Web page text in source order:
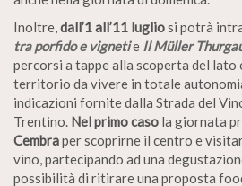
Inoltre,dall’1 all’11 lugliosi potrà
tra porfido e vignetie Il Müller
percorsi a tappe alla scoperta del
territorio da vivere in totale
indicazioni fornite dalla Strada del
Trentino. Nel primo caso la giornata
Cembraper scoprirne il centro e
vino, partecipando ad una
possibilità di ritirare una proposta